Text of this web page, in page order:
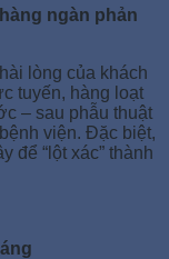
ngàn phản
lòng của khách
tuyến, hàng loạt
– sau phẫu thuật
viện. Đặc biệt,
để “lột xác” thành